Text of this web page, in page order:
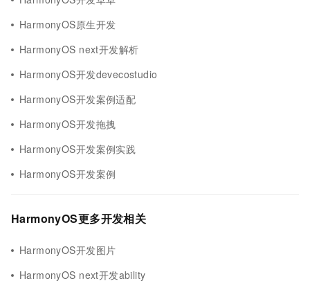
HarmonyOS原生开发
HarmonyOS next开发解析
HarmonyOS开发devecostudio
HarmonyOS开发案例适配
HarmonyOS开发拖拽
HarmonyOS开发案例实践
HarmonyOS开发案例
HarmonyOS更多开发相关
HarmonyOS开发图片
HarmonyOS next开发ability